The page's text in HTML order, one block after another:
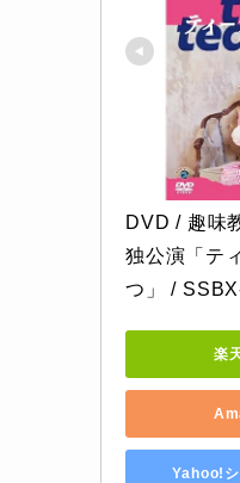
DVD / 趣味
独公演「テ
つ」 /
楽
Yahoo!